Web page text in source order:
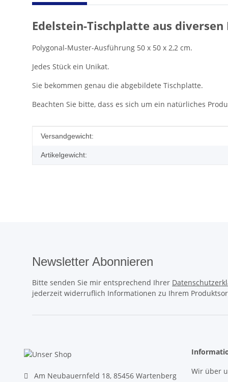
Edelstein-Tischplatte aus diversen
Polygonal-Muster-Ausführung 50 x 50 x 2,2 cm.
Jedes Stück ein Unikat.
Sie bekommen genau die abgebildete Tischplatte.
Beachten Sie bitte, dass es sich um ein natürliches
Produkteigenschaft
Wert
Versandgewicht:
Artikelgewicht:
Newsletter Abonnieren
Bitte senden Sie mir entsprechend Ihrer
jederzeit widerruflich Informationen zu Ihrem
Am Neubauernfeld 18, 85456 Wartenberg
Wir über